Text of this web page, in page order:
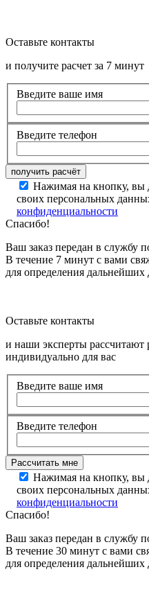
Оставьте контакты
и получите расчет за 7 минут
Введите ваше имя
Введите телефон
Нажимая на кнопку, вы
своих персональных
конфиденциальности
Спасибо!
Ваш заказ передан в службу
В течение 7 минут с вами
для определения дальнейших
Оставьте контакты
и наши эксперты рассчитают
индивидуально для вас
Введите ваше имя
Введите телефон
Нажимая на кнопку, вы
своих персональных
конфиденциальности
Спасибо!
Ваш заказ передан в службу
В течение 30 минут с вами
для определения дальнейших